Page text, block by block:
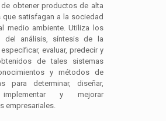
obtener productos de alta
satisfagan a la sociedad
medio ambiente. Utiliza los
del análisis, síntesis de la
evaluar, predecir y
de tales sistemas
y métodos de
para determinar, diseñar,
implementar y mejorar
empresariales.